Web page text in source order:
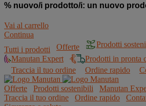
% nuovo/i prodotto/i: un nuovo
Vai al carrello
Continua
Tutti i prodotti
Offerte
Prodotti
Manutan Expert
Prodotti in pronta
Traccia il tuo ordine
Ordine rapido
Offerte Prodotti sostenibili
Manutan
Traccia il tuo ordine
Ordine rapido